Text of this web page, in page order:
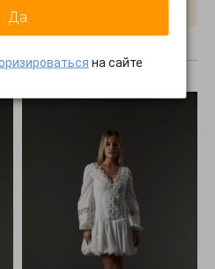
Оптовая цена:
Да
на сайте